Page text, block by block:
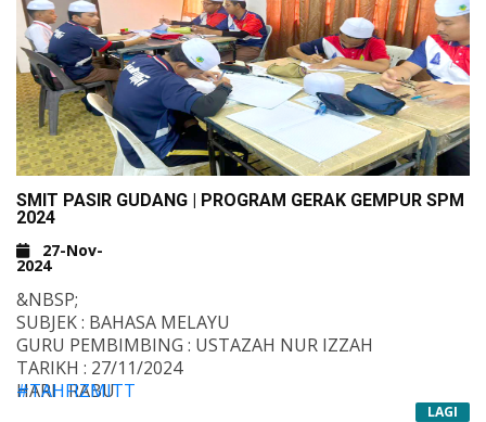
#TAHFIZMITT
#SRITPASIRGUDANG
#TAHFIZALQURAN
#DARULQURAN
#SDEA
#TAHUN6
SMIT PASIR GUDANG | PROGRAM GERAK GEMPUR SPM
2024
27-Nov-
2024
&NBSP;
SUBJEK : BAHASA MELAYU
GURU PEMBIMBING : USTAZAH NUR IZZAH
TARIKH : 27/11/2024
HARI : RABU
#TAHFIZMITT
LAGI